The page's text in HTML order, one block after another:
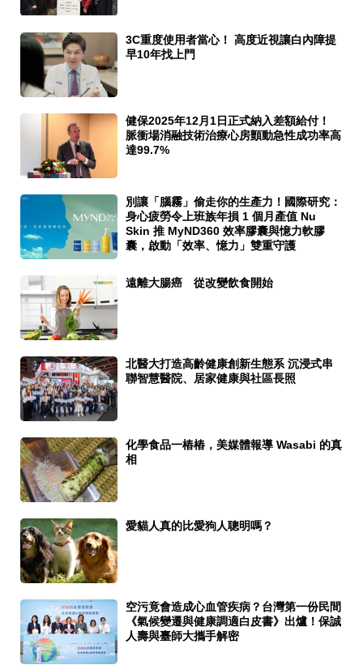
3C重度使用者當心！ 高度近視讓白內障提
早10年找上門
健保2025年12月1日正式納入差額給付！
脈衝場消融技術治療心房顫動急性成功率高
達99.7%
別讓「腦霧」偷走你的生產力！國際研究：
身心疲勞令上班族年損 1 個月產值 Nu
Skin 推 MyND360 效率膠囊與憶力軟膠
囊，啟動「效率、憶力」雙重守護
遠離大腸癌 從改變飲食開始
北醫大打造高齡健康創新生態系 沉浸式串
聯智慧醫院、居家健康與社區長照
化學食品一樁樁，美媒體報導 Wasabi 的真
相
愛貓人真的比愛狗人聰明嗎？
空污竟會造成心血管疾病？台灣第一份民間
《氣候變遷與健康調適白皮書》出爐！保誠
人壽與臺師大攜手解密